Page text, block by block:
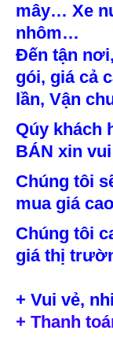
mây… Xe
nhôm…
Đến tận
gói, giá cả
lần, Vận
Qúy khách
BÁN xin
Chúng tôi
mua giá
Chúng tôi
giá thị
+ Vui vẻ,
+ Thanh